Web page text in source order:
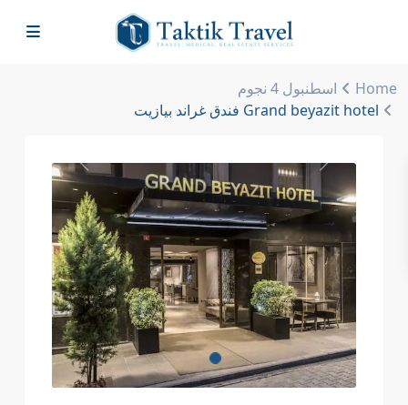
Home
اسطنبول 4 نجوم
Grand beyazit hotel فندق غراند بيازيت
Previous Next